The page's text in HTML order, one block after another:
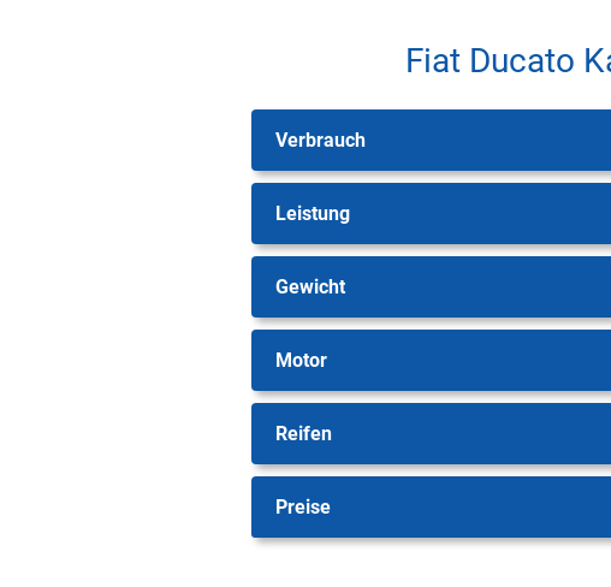
Fiat Ducato
Verbrauch
Leistung
Gewicht
Motor
Reifen
Preise